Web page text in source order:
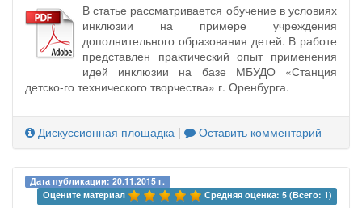
В статье рассматривается обучение в условиях
инклюзии на примере учреждения
дополнительного образования детей. В работе
представлен практический опыт применения
идей инклюзии на базе МБУДО «Станция
детско-го технического творчества» г. Оренбурга.
Дискуссионная площадка | Оставить комментарий
Дата публикации: 20.11.2015 г.
Оцените материал
Средняя оценка: 5 (Всего: 1)